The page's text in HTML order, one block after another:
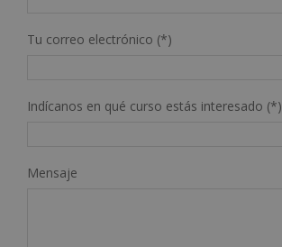
Tu correo electrónico (*)
Indícanos en qué curso estás interesado (*)
Mensaje